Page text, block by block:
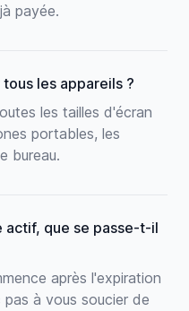
payée.
les appareils ?
les tailles d'écran
portables, les
bureau.
actif, que se passe-t-il
après l'expiration
à vous soucier de